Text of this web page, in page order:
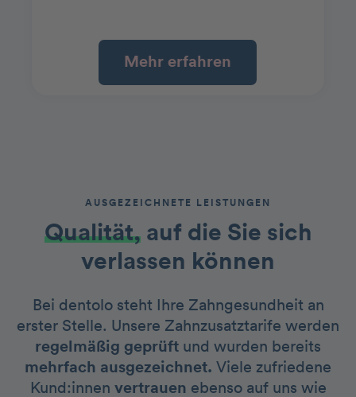
Mehr erfahren
AUSGEZEICHNETE LEISTUNGEN
Qualität,auf die Sie sich
verlassen können
Bei dentolo steht Ihre Zahngesundheit an
erster Stelle. Unsere Zahnzusatztarife werden
regelmäßig geprüft und wurden bereits
mehrfach ausgezeichnet. Viele zufriedene
Kund:innen vertrauen ebenso auf uns wie